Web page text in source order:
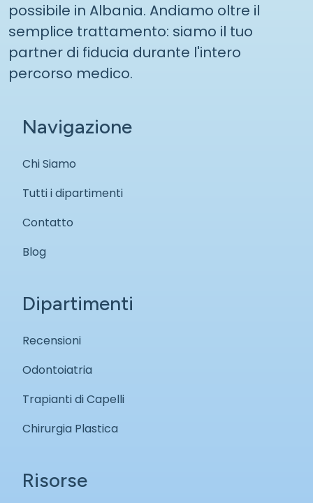
possibile in Albania. Andiamo oltre il
semplice trattamento: siamo il tuo
partner di fiducia durante l'intero
percorso medico.
Navigazione
Chi Siamo
Tutti i dipartimenti
Contatto
Blog
Dipartimenti
Recensioni
Odontoiatria
Trapianti di Capelli
Chirurgia Plastica
Risorse